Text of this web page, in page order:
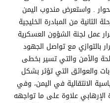
. واستعرض مندوب اليمن
الثانية من المبادرة الخليجية
عمل لجنة الشؤون العسكرية
بالتوازي مع تواصل الجهود
والأمن والتي تسير بخطى
والعوائق التي تؤثر بشكل
الانتقالية في اليمن، وفي
علاوة على ما تواجهه